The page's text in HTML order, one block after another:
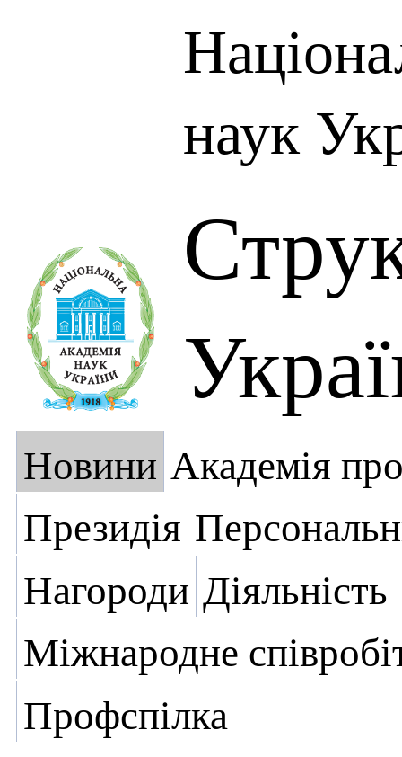
наук
Новини Академія
Президія
Нагороди Діяльність
Міжнародне
Профспілка